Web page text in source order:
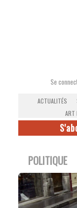
Se
ACTUALITÉS
ART
POLITIQUE